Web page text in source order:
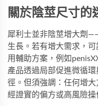
關於陰莖尺寸的
犀利士並非陰莖增大劑
生長。若有增大需求，
用輔助方案，例如
產品透過局部促進微循
徑。但須強調：任何增
經證實的偏方或高風險操